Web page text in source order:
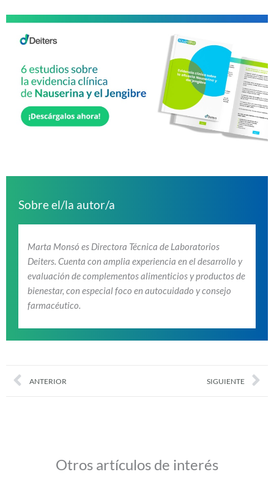
Sobre el/la autor/a
Marta Monsó es Directora Técnica de Laboratorios
Deiters. Cuenta con amplia experiencia en el desarrollo y
evaluación de complementos alimenticios y productos de
bienestar, con especial foco en autocuidado y consejo
farmacéutico.
PrevANTERIOR SIGUIENTE
Otros artículos de interés